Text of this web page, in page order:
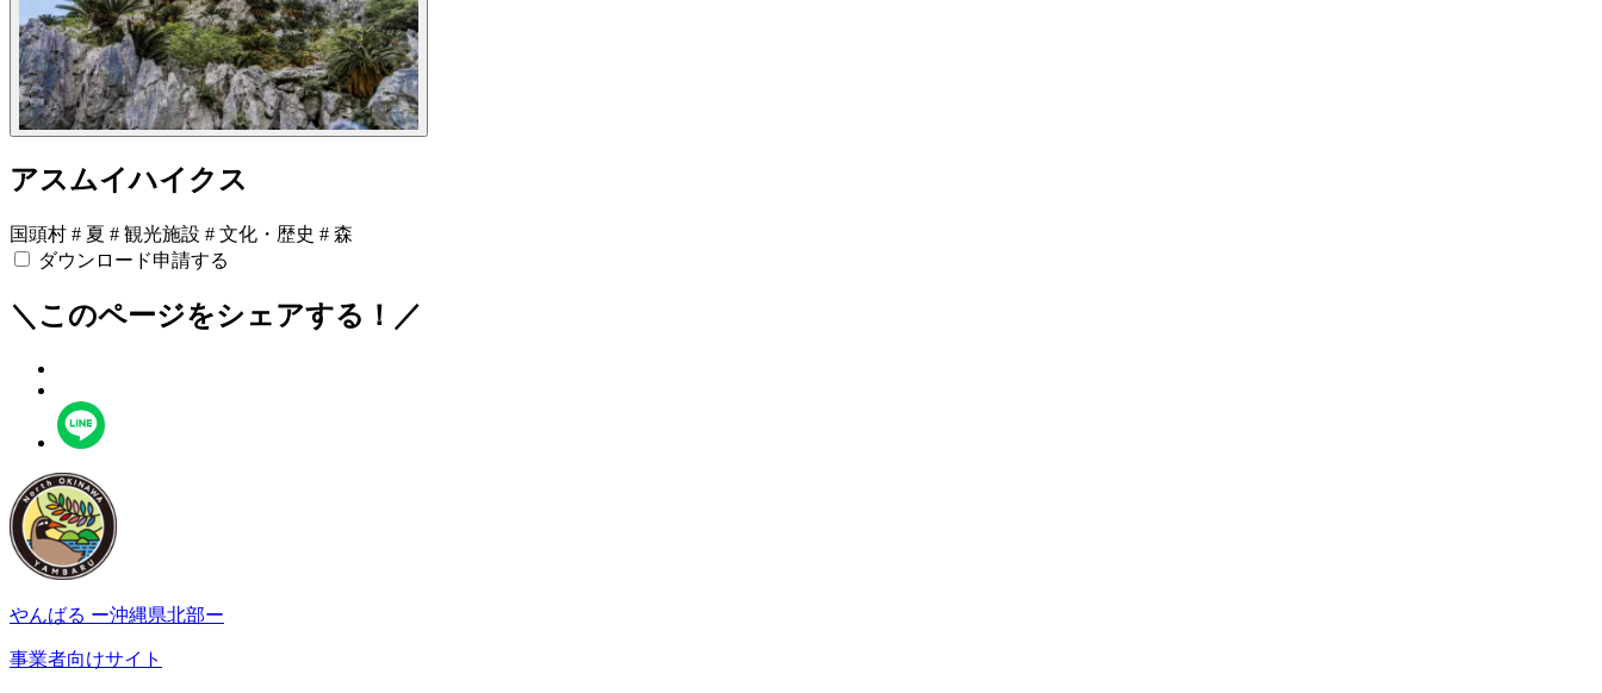
アスムイハイクス
国頭村 # 夏 # 観光施設 # 文化・歴史 # 森
ダウンロード申請する
＼このページをシェアする！／
やんばる ー沖縄県北部ー
事業者向けサイト